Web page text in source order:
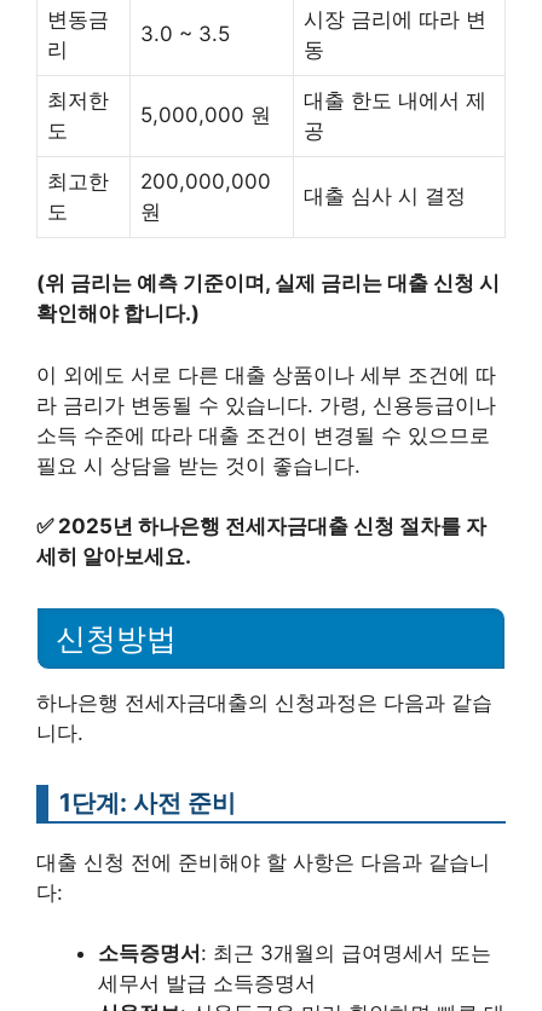
변동금
리
3.0 ~ 3.5
시장 금리에 따라 변
동
최저한
도
5,000,000 원
대출 한도 내에서 제
공
최고한
도
200,000,000
원
대출 심사 시 결정
(위 금리는 예측 기준이며, 실제 금리는 대출 신청 시
확인해야 합니다.)
이 외에도 서로 다른 대출 상품이나 세부 조건에 따
라 금리가 변동될 수 있습니다. 가령, 신용등급이나
소득 수준에 따라 대출 조건이 변경될 수 있으므로
필요 시 상담을 받는 것이 좋습니다.
✅ 2025년 하나은행 전세자금대출 신청 절차를 자
세히 알아보세요.
신청방법
하나은행 전세자금대출의 신청과정은 다음과 같습
니다.
1단계: 사전 준비
대출 신청 전에 준비해야 할 사항은 다음과 같습니
다:
소득증명서 : 최근 3개월의 급여명세서 또는
세무서 발급 소득증명서